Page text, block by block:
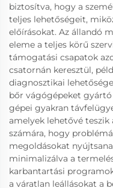
biztosítva, hogy a
teljes lehetőségeit,
előírásokat. Az állandó
eleme a teljes körű
támogatási csapatok
csatornán keresztül,
diagnosztikai
bőr vágógépeket
gépei gyakran
amelyek lehetővé
számára, hogy
megoldásokat
minimalizálva a
karbantartási
a váratlan leállásokat a